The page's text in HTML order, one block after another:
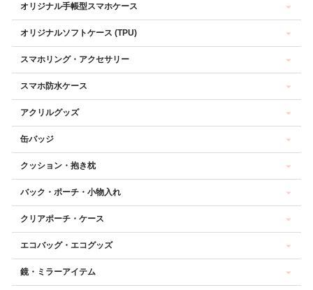
オリジナル手帳型スマホケース
オリジナルソフトケース (TPU)
スマホリング・アクセサリー
スマホ防水ケース
アクリルグッズ
缶バッジ
クッション・抱き枕
バック・ポーチ・小物入れ
クリアポーチ・ケース
エコバッグ・エコグッズ
鏡・ミラーアイテム